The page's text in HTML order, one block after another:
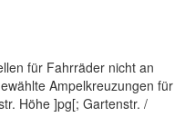
für Fahrräder nicht an
Ampelkreuzungen für
Höhe ]pg[; Gartenstr. /